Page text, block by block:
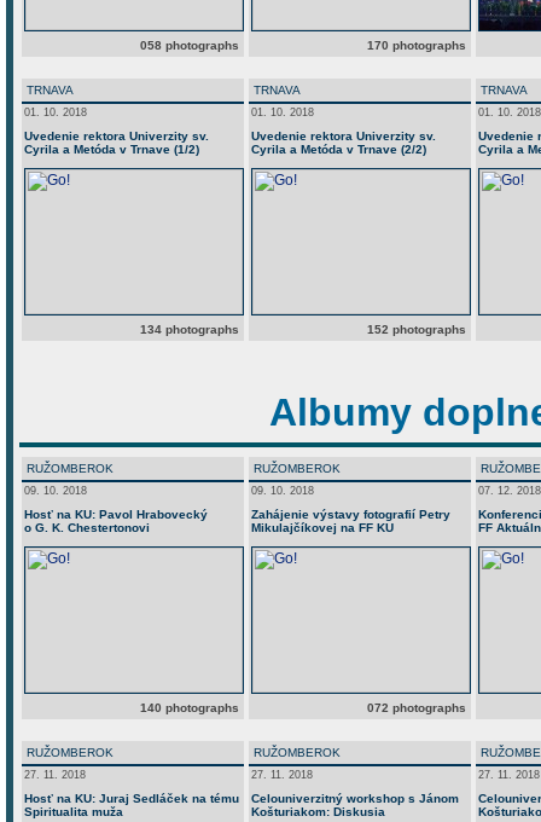
058 photographs 170 photographs
TRNAVA
01. 10. 2018
Uvedenie rektora Univerzity sv.
Cyrila a Metóda v Trnave (1/2)
134 photographs
TRNAVA
01. 10. 2018
Uvedenie rektora Univerzity sv.
Cyrila a Metóda v Trnave (2/2)
152 photographs
TRNAVA
01. 10. 2018
Uvedenie
Cyrila a
Albumy
RUŽOMBEROK
09. 10. 2018
Hosť na KU: Pavol Hrabovecký
o G. K. Chestertonovi
140 photographs
RUŽOMBEROK
09. 10. 2018
Zahájenie výstavy fotografií Petry
Mikulajčíkovej na FF KU
072 photographs
07. 12. 2018
FF
RUŽOMBEROK
27. 11. 2018
Hosť na KU: Juraj Sedláček na tému
Spiritualita muža
RUŽOMBEROK
27. 11. 2018
Celouniverzitný workshop s Jánom
Košturiakom: Diskusia
27. 11. 2018